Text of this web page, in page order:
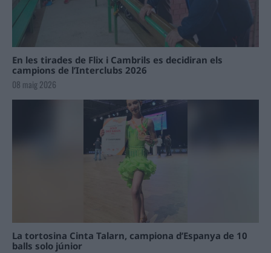
En les tirades de Flix i Cambrils es decidiran els
campions de l’Interclubs 2026
08 maig 2026
La tortosina Cinta Talarn, campiona d’Espanya de 10
balls solo júnior